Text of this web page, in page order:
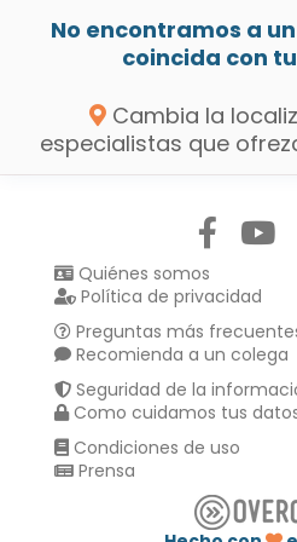
No encontramos a
coincida con
Cambia la
especialistas que
Quiénes somos
Política de privacidad
Preguntas más
Recomienda a un colega
Seguridad de la
Como cuidamos tus
Condiciones de uso
Prensa